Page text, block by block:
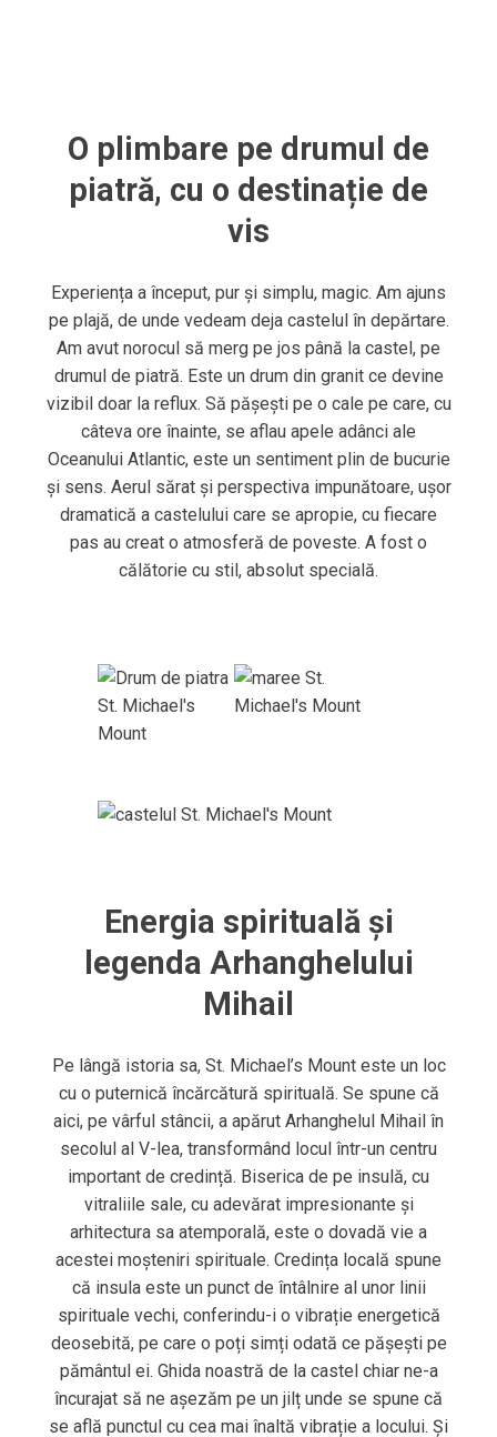
O plimbare pe drumul de
piatră, cu o destinație de
vis
Experiența a început, pur și simplu, magic. Am ajuns
pe plajă, de unde vedeam deja castelul în depărtare.
Am avut norocul să merg pe jos până la castel, pe
drumul de piatră. Este un drum din granit ce devine
vizibil doar la reflux. Să pășești pe o cale pe care, cu
câteva ore înainte, se aflau apele adânci ale
Oceanului Atlantic, este un sentiment plin de bucurie
și sens. Aerul sărat și perspectiva impunătoare, ușor
dramatică a castelului care se apropie, cu fiecare
pas au creat o atmosferă de poveste. A fost o
călătorie cu stil, absolut specială.
Energia spirituală și
legenda Arhanghelului
Mihail
Pe lângă istoria sa, St. Michael’s Mount este un loc
cu o puternică încărcătură spirituală. Se spune că
aici, pe vârful stâncii, a apărut Arhanghelul Mihail în
secolul al V-lea, transformând locul într-un centru
important de credință. Biserica de pe insulă, cu
vitraliile sale, cu adevărat impresionante și
arhitectura sa atemporală, este o dovadă vie a
acestei moșteniri spirituale. Credința locală spune
că insula este un punct de întâlnire al unor linii
spirituale vechi, conferindu-i o vibrație energetică
deosebită, pe care o poți simți odată ce pășești pe
pământul ei. Ghida noastră de la castel chiar ne-a
încurajat să ne așezăm pe un jilț unde se spune că
se află punctul cu cea mai înaltă vibrație a locului. Și